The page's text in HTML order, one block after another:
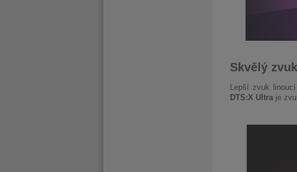
Skvělý zvuk
Lepší zvuk
DTS:X Ultraje